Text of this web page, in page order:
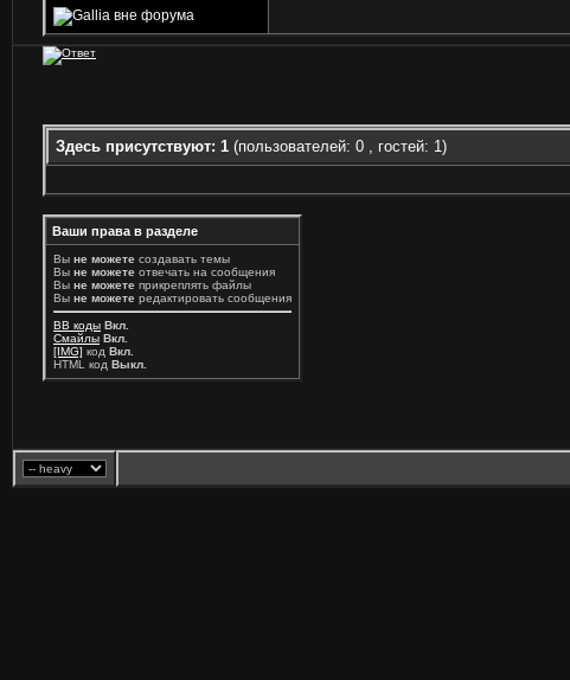
Здесь присутствуют: 1 (пользователей: 0 , гостей: 1)
Ваши права в разделе
Вы не можете создавать темы
Вы не можете отвечать на сообщения
Вы не можете прикреплять файлы
Вы не можете редактировать сообщения
BB коды Вкл.
Смайлы Вкл.
[IMG] код Вкл.
HTML код Выкл.